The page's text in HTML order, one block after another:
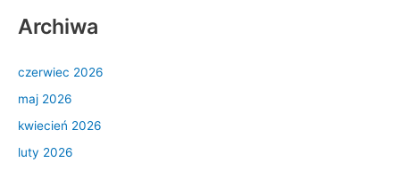
Archiwa
czerwiec 2026
maj 2026
kwiecień 2026
luty 2026